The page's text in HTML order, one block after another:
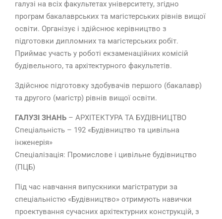
галузі на всіх факультетах університету, згідно
програм бакалаврських та магістерських рівнів вищої
освіти. Організує і здійснює керівництво з
підготовки дипломних та магістерських робіт.
Приймає участь у роботі екзаменаційних комісій
будівельного, та архітектурного факультетів.
Здійснює підготовку здобувачів першого (бакалавр)
та другого (магістр) рівнів вищої освіти.
ГАЛУЗІ ЗНАНЬ – АРХІТЕКТУРА ТА БУДІВНИЦТВО
Спеціальність – 192 «Будівництво та цивільна
інженерія»
Спеціалізація: Промислове і цивільне будівництво
(ПЦБ)
Під час навчання випускники магістратури за
спеціальністю «Будівництво» отримують навички
проектування сучасних архітектурних конструкцій, з